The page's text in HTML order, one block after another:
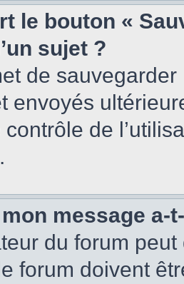
le bouton «
sujet ?
de
envoyés
de
message a-
du forum
forum doivent